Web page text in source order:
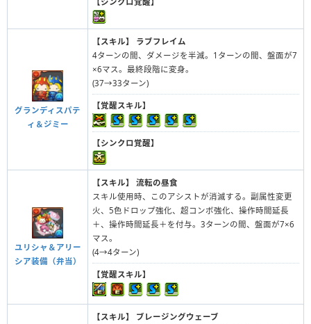
グランディスパテ
ィ＆ジミー
【スキル】
ラブフレイム
4ターンの間、ダメージを半減。1ターンの間、盤面が7
×6マス。最終段階に変身。
(37→33ターン)
【覚醒スキル】
【シンクロ覚醒】
ユリシャ＆アリー
シア装備（弁当）
【スキル】
流転の昼食
スキル使用時、このアシストが消滅する。副属性変更
火、5色ドロップ強化、超コンボ強化、操作時間延長
＋、操作時間延長＋を付与。3ターンの間、盤面が7×6
マス。
(4→4ターン)
【覚醒スキル】
【スキル】
ブレージングウェーブ